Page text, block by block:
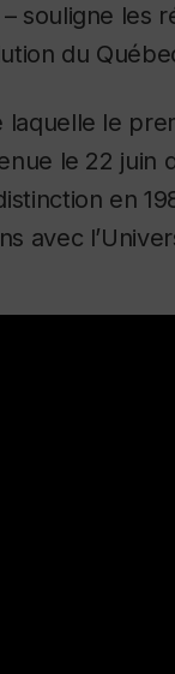
souligne les
du
laquelle le
le 22
en
avec